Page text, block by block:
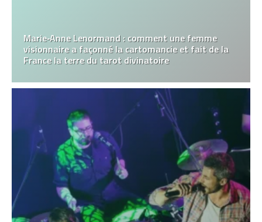
Marie‑Anne Lenormand : comment une femme
visionnaire a façonné la cartomancie et fait de la
France la terre du tarot divinatoire